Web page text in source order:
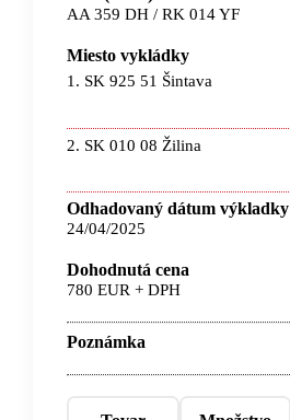
AA 359 DH / RK 014 YF
Miesto vykládky
1. SK 925 51 Šintava
2. SK 010 08 Žilina
Odhadovaný dátum výkladky
24/04/2025
Dohodnutá cena
780 EUR + DPH
Poznámka